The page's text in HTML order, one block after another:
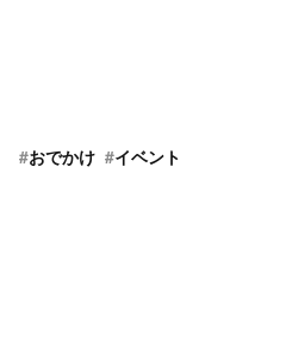
#おでかけ #イベント